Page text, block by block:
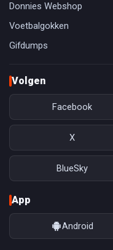
Donnies Webshop
Voetbalgokken
Gifdumps
Volgen
Facebook
X
BlueSky
App
Android